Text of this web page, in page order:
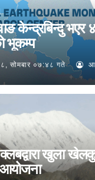
केन्द्रबिन्दु भएर
भूकम्प
सोमबार ०७:४८ गते
क्लबद्वारा खुला
आयोजना